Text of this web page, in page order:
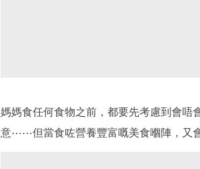
媽媽食任何食物之前，都要先考慮到會唔
意⋯⋯但當食咗營養豐富嘅美食嗰陣，又